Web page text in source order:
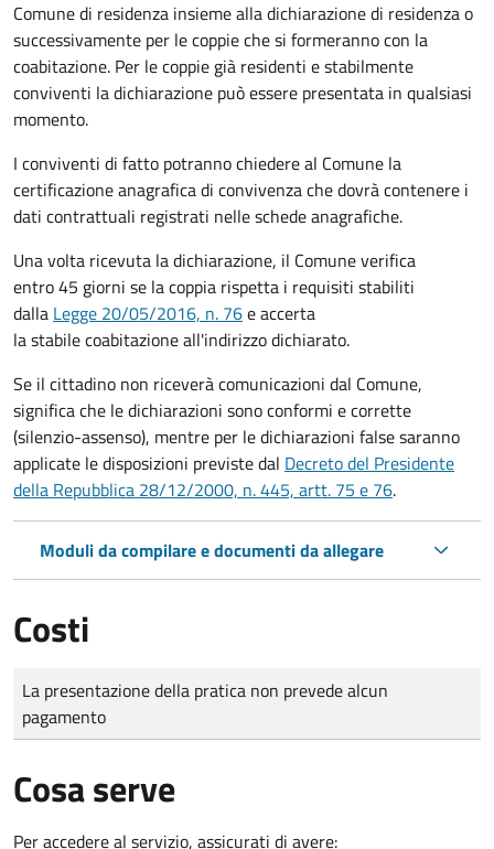
Comune di residenza insieme alla dichiarazione di residenza o
successivamente per le coppie che si formeranno con la
coabitazione. Per le coppie già residenti e stabilmente
conviventi la dichiarazione può essere presentata in qualsiasi
momento.
I conviventi di fatto potranno chiedere al Comune la
certificazione anagrafica di convivenza che dovrà contenere i
dati contrattuali registrati nelle schede anagrafiche.
Una volta ricevuta la dichiarazione, il Comune verifica
entro 45 giorni se la coppia rispetta i requisiti stabiliti
dalla Legge 20/05/2016, n. 76e accerta
la stabile coabitazione all'indirizzo dichiarato.
Se il cittadino non riceverà comunicazioni dal Comune,
significa che le dichiarazioni sono conformi e corrette
(silenzio-assenso), mentre per le dichiarazioni false saranno
applicate le disposizioni previste dal Decreto del Presidente
della Repubblica 28/12/2000, n. 445, artt. 75 e 76.
Moduli da compilare e documenti da allegare
Costi
Tipo di pagamento
Importo
La presentazione della pratica non prevede alcun
pagamento
Cosa serve
Per accedere al servizio, assicurati di avere: